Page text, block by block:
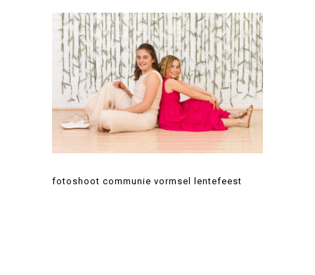
fotoshoot communie vormsel lentefeest